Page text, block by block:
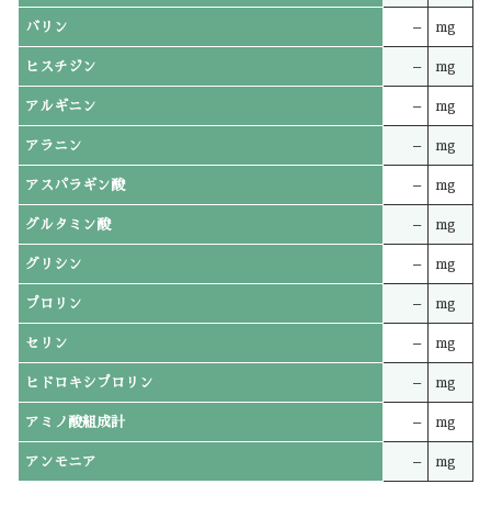
バリン – mg
ヒスチジン – mg
アルギニン – mg
アラニン – mg
アスパラギン酸 – mg
グルタミン酸 – mg
グリシン – mg
プロリン – mg
セリン – mg
ヒドロキシプロリン – mg
アミノ酸組成計 – mg
アンモニア – mg